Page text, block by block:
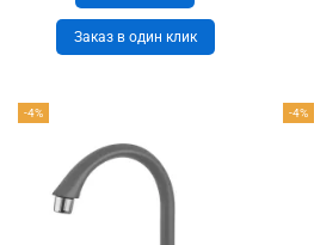
Заказ в один клик
-4% -4%